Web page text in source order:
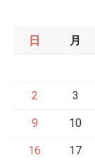
日 月
2 3
9 10
16 17